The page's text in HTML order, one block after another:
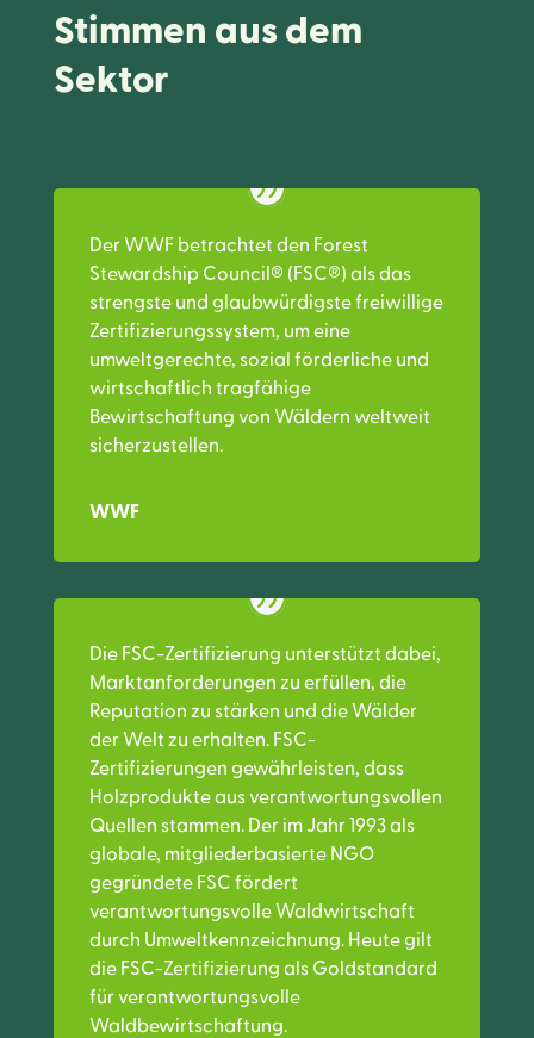
Stimmen aus dem
Sektor
Der WWF betrachtet den Forest
Stewardship Council® (FSC®) als das
strengste und glaubwürdigste freiwillige
Zertifizierungssystem, um eine
umweltgerechte, sozial förderliche und
wirtschaftlich tragfähige
Bewirtschaftung von Wäldern weltweit
sicherzustellen.
WWF
Die FSC-Zertifizierung unterstützt dabei,
Marktanforderungen zu erfüllen, die
Reputation zu stärken und die Wälder
der Welt zu erhalten. FSC-
Zertifizierungen gewährleisten, dass
Holzprodukte aus verantwortungsvollen
Quellen stammen. Der im Jahr 1993 als
globale, mitgliederbasierte NGO
gegründete FSC fördert
verantwortungsvolle Waldwirtschaft
durch Umweltkennzeichnung. Heute gilt
die FSC-Zertifizierung als Goldstandard
für verantwortungsvolle
Waldbewirtschaftung.